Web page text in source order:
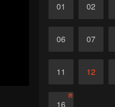
01 02
06 07
11 12
16
终